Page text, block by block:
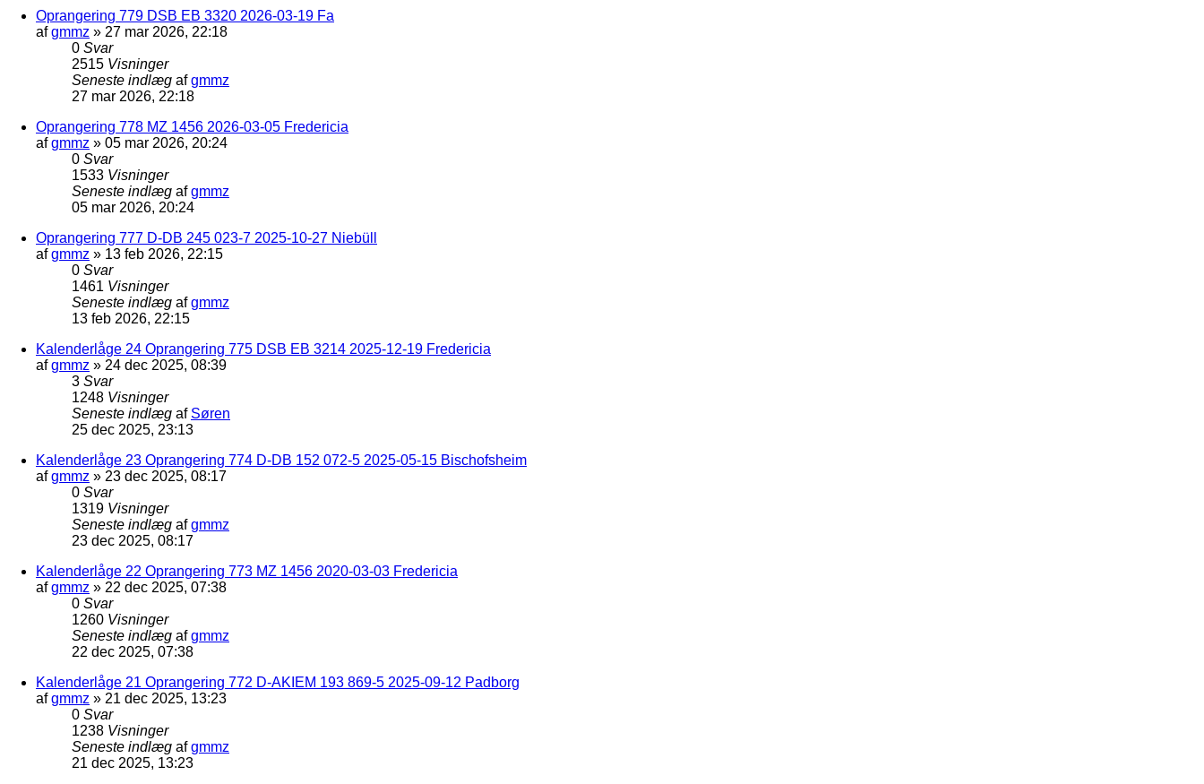
Oprangering 779 DSB EB 3320 2026-03-19 Fa
afgmmz » 27 mar 2026, 22:18
0 Svar
2515 Visninger
Seneste indlæg afgmmz
27 mar 2026, 22:18
Oprangering 778 MZ 1456 2026-03-05 Fredericia
afgmmz » 05 mar 2026, 20:24
0 Svar
1533 Visninger
Seneste indlæg afgmmz
05 mar 2026, 20:24
Oprangering 777 D-DB 245 023-7 2025-10-27 Niebüll
afgmmz » 13 feb 2026, 22:15
0 Svar
1461 Visninger
Seneste indlæg afgmmz
13 feb 2026, 22:15
Kalenderlåge 24 Oprangering 775 DSB EB 3214 2025-12-19 Fredericia
afgmmz » 24 dec 2025, 08:39
3 Svar
1248 Visninger
Seneste indlæg af Søren
25 dec 2025, 23:13
Kalenderlåge 23 Oprangering 774 D-DB 152 072-5 2025-05-15 Bischofsheim
afgmmz » 23 dec 2025, 08:17
0 Svar
1319 Visninger
Seneste indlæg afgmmz
23 dec 2025, 08:17
Kalenderlåge 22 Oprangering 773 MZ 1456 2020-03-03 Fredericia
afgmmz » 22 dec 2025, 07:38
0 Svar
1260 Visninger
Seneste indlæg afgmmz
22 dec 2025, 07:38
Kalenderlåge 21 Oprangering 772 D-AKIEM 193 869-5 2025-09-12 Padborg
afgmmz » 21 dec 2025, 13:23
0 Svar
1238 Visninger
Seneste indlæg afgmmz
21 dec 2025, 13:23